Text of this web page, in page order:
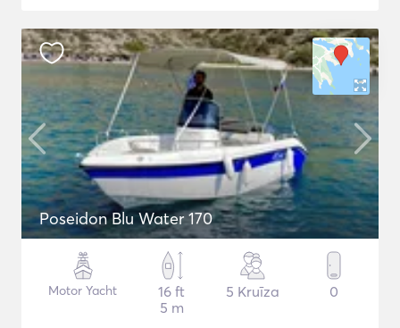
Poseidon Blu Water 170
Motor Yacht
16 ft
5 m
5 Kruīza 0